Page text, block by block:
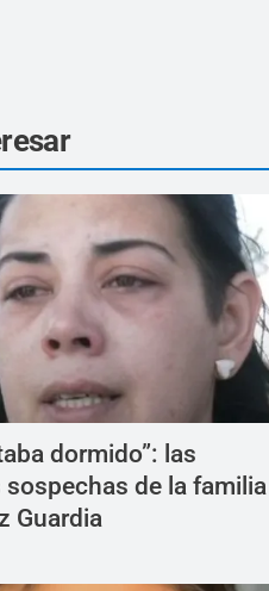
dormido”: las
de la familia
Guardia